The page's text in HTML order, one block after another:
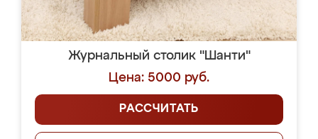
Журнальный столик "Шанти"
Цена: 5000 руб.
РАССЧИТАТЬ